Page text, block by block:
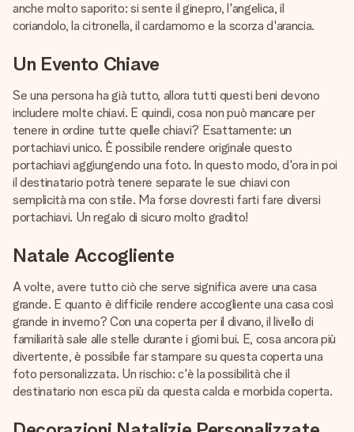
anche molto saporito: si sente il ginepro, l'angelica, il
coriandolo, la citronella, il cardamomo e la scorza d'arancia.
Un Evento Chiave
Se una persona ha già tutto, allora tutti questi beni devono
includere molte chiavi. E quindi, cosa non può mancare per
tenere in ordine tutte quelle chiavi? Esattamente: un
portachiavi unico. È possibile rendere originale questo
portachiavi aggiungendo una foto. In questo modo, d'ora in poi
il destinatario potrà tenere separate le sue chiavi con
semplicità ma con stile. Ma forse dovresti farti fare diversi
portachiavi. Un regalo di sicuro molto gradito!
Natale Accogliente
A volte, avere tutto ciò che serve significa avere una casa
grande. E quanto è difficile rendere accogliente una casa così
grande in inverno? Con una coperta per il divano, il livello di
familiarità sale alle stelle durante i giorni bui. E, cosa ancora più
divertente, è possibile far stampare su questa coperta una
foto personalizzata. Un rischio: c'è la possibilità che il
destinatario non esca più da questa calda e morbida coperta.